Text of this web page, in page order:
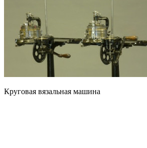
Круговая вязальная машина